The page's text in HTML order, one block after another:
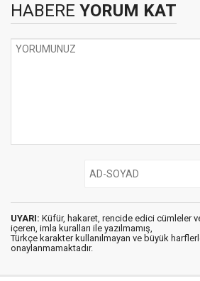
HABERE YORUM KAT
UYARI: Küfür, hakaret, rencide edici cümleler
içeren, imla kuralları ile yazılmamış,
Türkçe karakter kullanılmayan ve büyük
onaylanmamaktadır.